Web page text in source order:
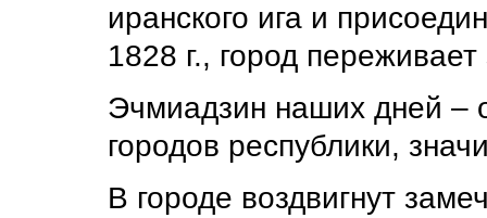
иранского ига и
1828 г., город
Эчмиадзин наших дней –
городов республики,
В городе воздвигнут